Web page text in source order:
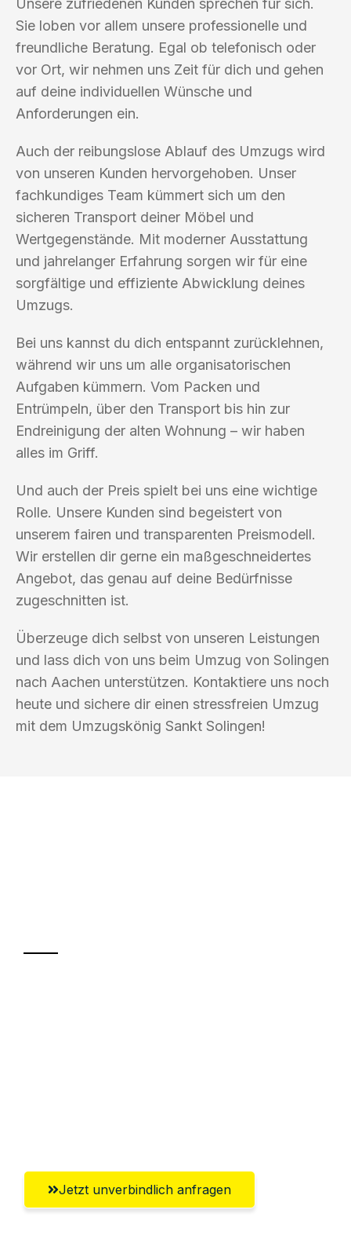
Unsere zufriedenen Kunden sprechen für sich.
Sie loben vor allem unsere professionelle und
freundliche Beratung. Egal ob telefonisch oder
vor Ort, wir nehmen uns Zeit für dich und gehen
auf deine individuellen Wünsche und
Anforderungen ein.
Auch der reibungslose Ablauf des Umzugs wird
von unseren Kunden hervorgehoben. Unser
fachkundiges Team kümmert sich um den
sicheren Transport deiner Möbel und
Wertgegenstände. Mit moderner Ausstattung
und jahrelanger Erfahrung sorgen wir für eine
sorgfältige und effiziente Abwicklung deines
Umzugs.
Bei uns kannst du dich entspannt zurücklehnen,
während wir uns um alle organisatorischen
Aufgaben kümmern. Vom Packen und
Entrümpeln, über den Transport bis hin zur
Endreinigung der alten Wohnung – wir haben
alles im Griff.
Und auch der Preis spielt bei uns eine wichtige
Rolle. Unsere Kunden sind begeistert von
unserem fairen und transparenten Preismodell.
Wir erstellen dir gerne ein maßgeschneidertes
Angebot, das genau auf deine Bedürfnisse
zugeschnitten ist.
Überzeuge dich selbst von unseren Leistungen
und lass dich von uns beim Umzug von Solingen
nach Aachen unterstützen. Kontaktiere uns noch
heute und sichere dir einen stressfreien Umzug
mit dem Umzugskönig Sankt Solingen!
Jetzt unverbindlich anfragen